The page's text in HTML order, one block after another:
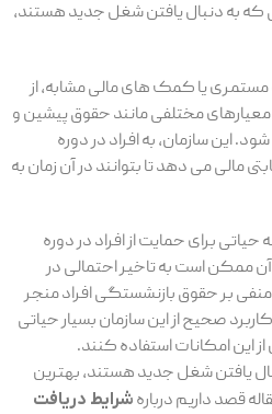
که به دنبال یافتن شغل جدید هستند،
مستمری یا کمک ‌های مالی مشابه، از
مختلفی مانند حقوق پیشین و
این سازمان، به افراد در دوره
مالی می ‌دهد تا بتوانند در آن زمان به
برای حمایت از افراد در دوره
ممکن است به تاخیر احتمالی در
بر حقوق بازنشستگی افراد منجر
صحیح از این سازمان بسیار حیاتی
این امکانات استفاده کنند.
یافتن شغل جدید هستند، بهترین
قصد داریم درباره شرایط دریافت